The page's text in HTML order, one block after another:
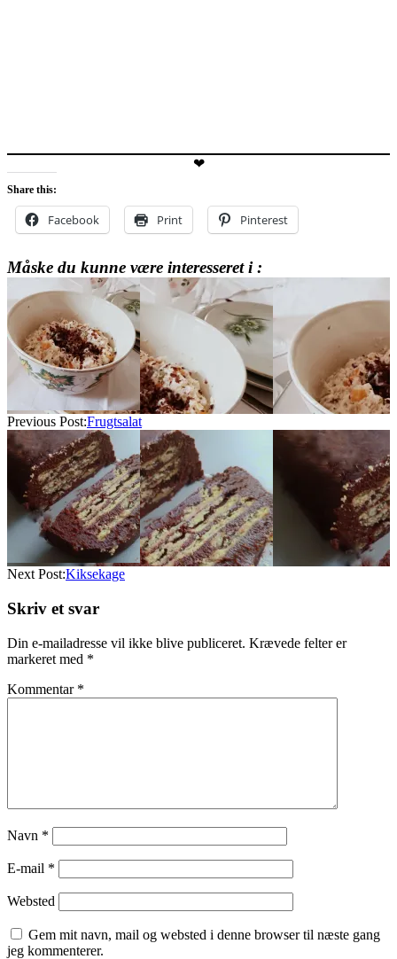
❤
Share this:
Facebook Print Pinterest
Måske du kunne være interesseret i :
04-
23
Previous Post:Frugtsalat
Next Post:Kiksekage
Skriv et svar
Din e-mailadresse vil ikke blive publiceret. Krævede felter er
markeret med *
Kommentar *
Navn *
E-mail *
Websted
Gem mit navn, mail og websted i denne browser til næste gang
jeg kommenterer.